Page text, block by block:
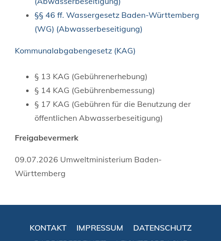
§§ 46 ff. Wassergesetz Baden-Württemberg
(WG) (Abwasserbeseitigung)
Kommunalabgabengesetz (KAG)
§ 13 KAG (Gebührenerhebung)
§ 14 KAG (Gebührenbemessung)
§ 17 KAG (Gebühren für die Benutzung der
öffentlichen Abwasserbeseitigung)
Freigabevermerk
09.07.2026 Umweltministerium Baden-
Württemberg
KONTAKT IMPRESSUM
DATENSCHUTZ